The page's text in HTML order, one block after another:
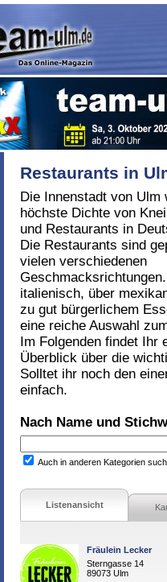
Restaurants in
Die Innenstadt von Ulm
höchste Dichte von
und Restaurants in
Die Restaurants sind
vielen verschiedenen
italienisch, über
zu gut bürgerlichem
eine reiche Auswahl
Im Folgenden findet Ihr
Überblick über die
Solltet ihr noch den
einfach.
Nach Name und
Auch in anderen Kategorien
Listenansicht
Fräulein Lecker
Sterngasse 14
89073 Ulm